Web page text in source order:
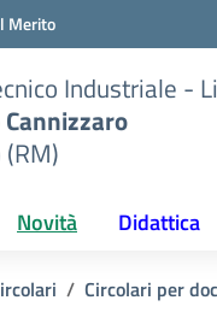
Merito
Industriale -
Novità Didattica
Circolari per